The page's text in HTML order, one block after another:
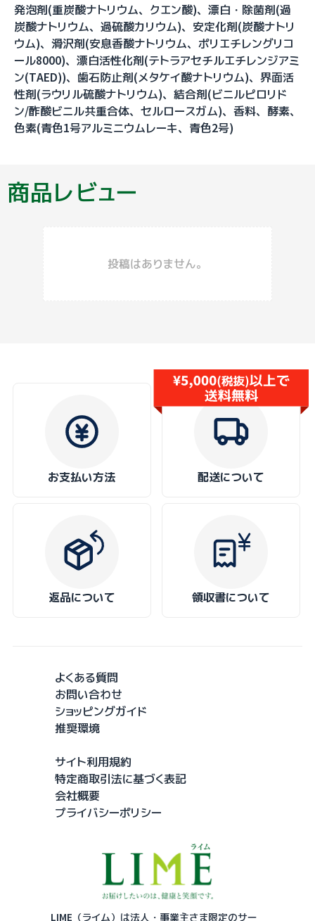
発泡剤(重炭酸ナトリウム、クエン酸)、漂白・除菌剤(過
炭酸ナトリウム、過硫酸カリウム)、安定化剤(炭酸ナトリ
ウム)、滑沢剤(安息香酸ナトリウム、ポリエチレングリコ
ール8000)、漂白活性化剤(テトラアセチルエチレンジアミ
ン(TAED))、歯石防止剤(メタケイ酸ナトリウム)、界面活
性剤(ラウリル硫酸ナトリウム)、結合剤(ビニルピロリド
ン/酢酸ビニル共重合体、セルロースガム)、香料、酵素、
色素(青色1号アルミニウムレーキ、青色2号)
商品レビュー
投稿はありません。
お支払い方法 配送について
返品について 領収書について
LIME（ライム）は法人・事業主さま限定のサー
よくある質問
お問い合わせ
ショッピングガイド
推奨環境
サイト利用規約
特定商取引法に基づく表記
会社概要
プライバシーポリシー